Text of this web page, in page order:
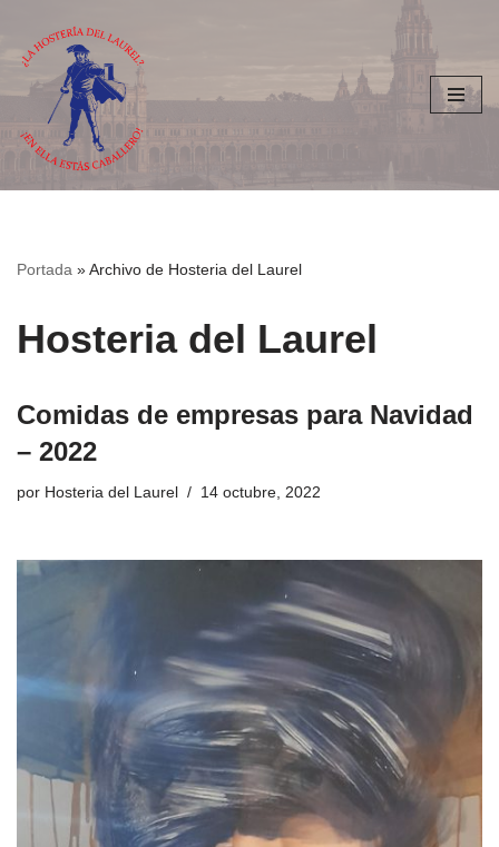
Saltar
contenido
Portada »Archivo de Hosteria del Laurel
Hosteria del Laurel
Comidas de empresas para Navidad
– 2022
por Hosteria del Laurel 14 octubre, 2022